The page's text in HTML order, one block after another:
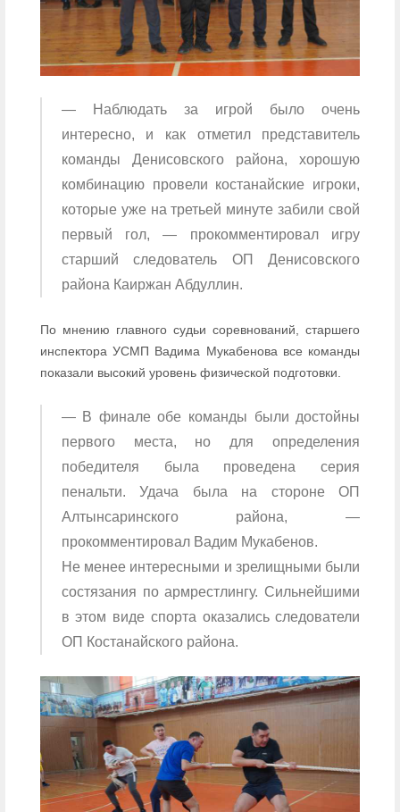
— Наблюдать за игрой было очень
интересно, и как отметил представитель
команды Денисовского района, хорошую
комбинацию провели костанайские игроки,
которые уже на третьей минуте забили свой
первый гол, — прокомментировал игру
старший следователь ОП Денисовского
района Каиржан Абдуллин.
По мнению главного судьи соревнований, старшего
инспектора УСМП Вадима Мукабенова все команды
показали высокий уровень физической подготовки.
— В финале обе команды были достойны
первого места, но для определения
победителя была проведена серия
пенальти. Удача была на стороне ОП
Алтынсаринского района, —
прокомментировал Вадим Мукабенов.
Не менее интересными и зрелищными были
состязания по армрестлингу. Сильнейшими
в этом виде спорта оказались следователи
ОП Костанайского района.